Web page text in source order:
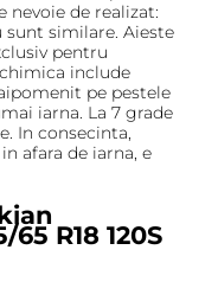
nevoie de realizat:
sunt similare. Aieste
pentru
include
pe pestele
iarna. La 7 grade
In consecinta,
afara de iarna, e
R18 120S